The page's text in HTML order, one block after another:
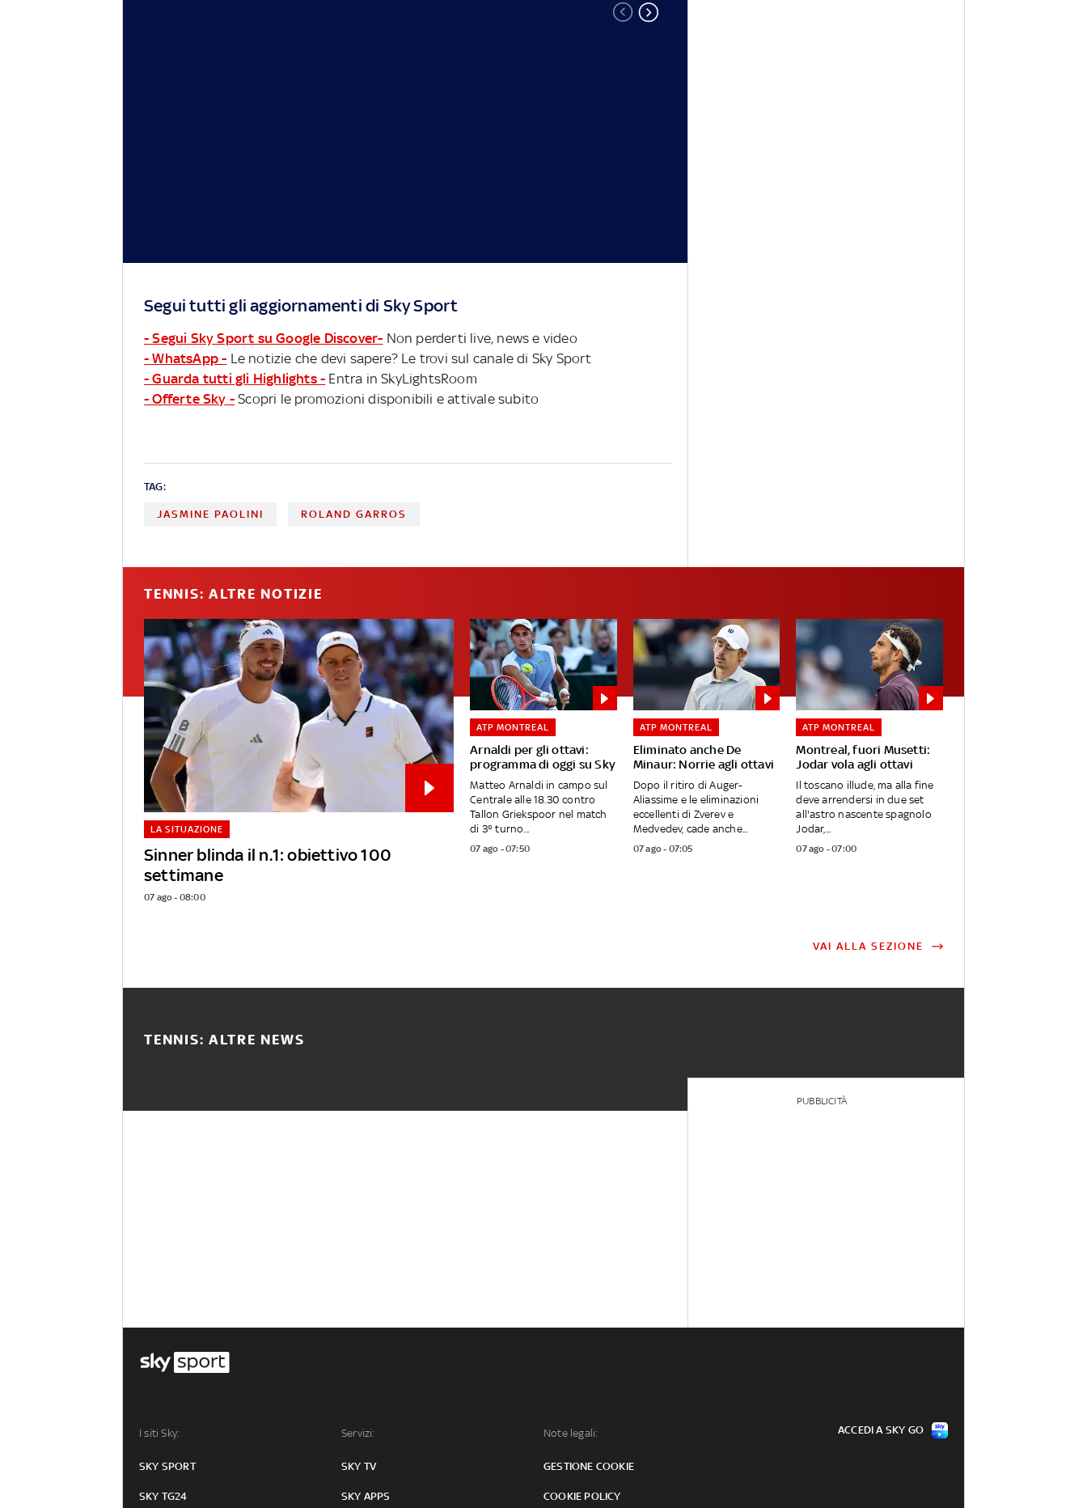
Segui tutti gli aggiornamenti di Sky Sport
- Segui Sky Sport su Google Discover- Non perderti live, news e video
- WhatsApp - Le notizie che devi sapere? Le trovi sul canale di Sky Sport
- Guarda tutti gli Highlights - Entra in SkyLightsRoom
- Offerte Sky - Scopri le promozioni disponibili e attivale subito
TAG:
JASMINE PAOLINI ROLAND GARROS
TENNIS: ALTRE NOTIZIE
Sinner blinda il n.1: obiettivo 100
settimane
LA SITUAZIONE
07 ago - 08:00
Arnaldi per gli ottavi:
programma di oggi su Sky
ATP MONTREAL
Matteo Arnaldi in campo sul
Centrale alle 18.30 contro
Tallon Griekspoor nel match
di 3° turno...
07 ago - 07:50
Eliminato anche De
Minaur: Norrie agli ottavi
ATP MONTREAL
Dopo il ritiro di Auger-
Aliassime e le eliminazioni
eccellenti di Zverev e
Medvedev, cade anche...
07 ago - 07:05
Montreal, fuori Musetti:
Jodar vola agli ottavi
ATP MONTREAL
Il toscano illude, ma alla fine
deve arrendersi in due set
all'astro nascente spagnolo
Jodar,...
07 ago - 07:00
VAI ALLA SEZIONE
TENNIS: ALTRE NEWS
PUBBLICITÀ
I siti Sky:
SKY SPORT
SKY TG24
Servizi:
SKY TV
SKY APPS
Note legali:
GESTIONE COOKIE
COOKIE POLICY
ACCEDI A SKY GO